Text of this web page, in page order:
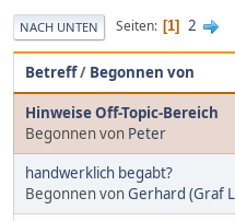
NACH UNTEN Seiten 1 2
Betreff/ Begonnen von
Hinweise Off-Topic-Bereich
Begonnen von Peter
handwerklich begabt?
Begonnen vonGerhard (Graf